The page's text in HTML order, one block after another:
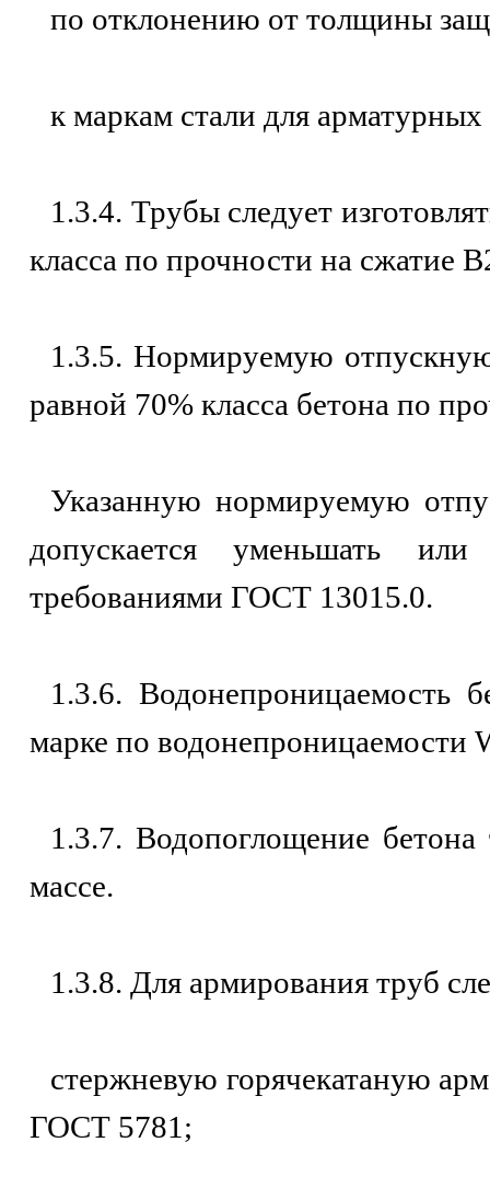
по отклонению от толщины
к маркам стали для арматурных
1.3.4. Трубы следует
класса по прочности на сжатие
1.3.5. Нормируемую
равной 70% класса бетона по
Указанную нормируемую
допускается уменьшать
требованиями ГОСТ 13015.0.
1.3.6. Водонепроницаемость
марке по водонепроницаемости
1.3.7. Водопоглощение
массе.
1.3.8. Для армирования труб
стержневую горячекатаную
ГОСТ 5781;